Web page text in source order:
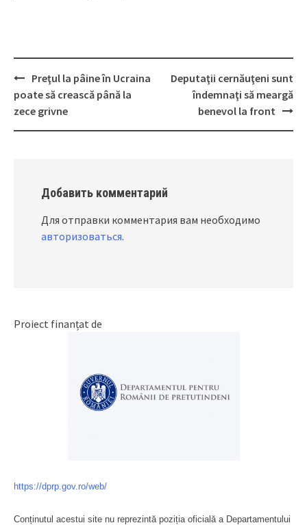
Post
navigation
Preţul la pâine în Ucraina
poate să crească până la
zece grivne
Deputaţii cernăuţeni sunt
îndemnaţi să meargă
benevol la front
Добавить комментарий
Для отправки комментария вам необходимо
авторизоваться.
Proiect finanțat de
https://dprp.gov.ro/web/
Conținutul acestui site nu reprezintă poziția oficială a Departamentului